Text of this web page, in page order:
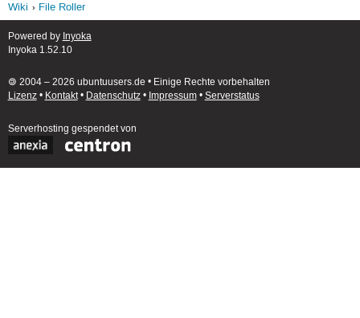
Wiki
File Roller
Powered by Inyoka
Inyoka 1.52.10
🄯 2004 – 2026 ubuntuusers.de • Einige Rechte vorbehalten
Lizenz• Kontakt• Datenschutz• Impressum• Serverstatus
Serverhosting gespendet von